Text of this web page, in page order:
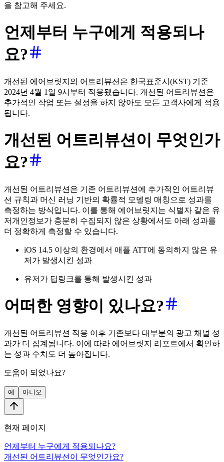
을 참고해 주세요.
언제부터 누구에게 적용되나
요?
개선된 에어브릿지의 어트리뷰션은 한국표준시(KST) 기준
2024년 4월 1일 9시부터 적용됐습니다. 개선된 어트리뷰션은
추가적인 작업 또는 설정을 하지 않아도 모든 고객사에게 적용
됩니다.
개선된 어트리뷰션이 무엇인가
요?
개선된 어트리뷰션은 기존 어트리뷰션에 추가적인 어트리뷰
션 규칙과 머신 러닝 기반의 확률적 모델링 매칭으로 성과를
측정하는 방식입니다. 이를 통해 에어브릿지는 식별자 같은 유
저개인정보가 충분히 수집되지 않은 상황에서도 아래 성과를
더 정확하게 측정할 수 있습니다.
iOS 14.5 이상의 환경에서 애플 ATT에 동의하지 않은 유
저가 발생시킨 성과
유저가 딥링크를 통해 발생시킨 성과
어떠한 영향이 있나요?
개선된 어트리뷰션 적용 이후 기존보다 대부분의 광고 채널 성
과가 더 집계됩니다. 이에 따라 에어브릿지 리포트에서 확인하
는 성과 수치도 더 높아집니다.
도움이 되었나요?
예 아니오
현재 페이지
언제부터 누구에게 적용되나요?
개선된 어트리뷰션이 무엇인가요?